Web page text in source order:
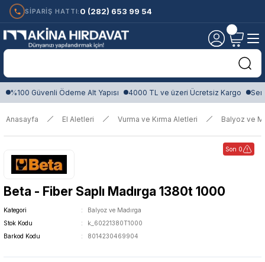
SİPARİŞ HATTI: 0 (282) 653 99 54
%100 Güvenli Ödeme Alt Yapısı 4000 TL ve üzeri Ücretsiz Kargo
Anasayfa El Aletleri Vurma ve Kırma Aletleri Balyoz ve
Son 0
Beta - Fiber Saplı Madırga 1380t 1000
Kategori
Balyoz ve Madırga
Stok Kodu
k_60221380T1000
Barkod Kodu
8014230469904